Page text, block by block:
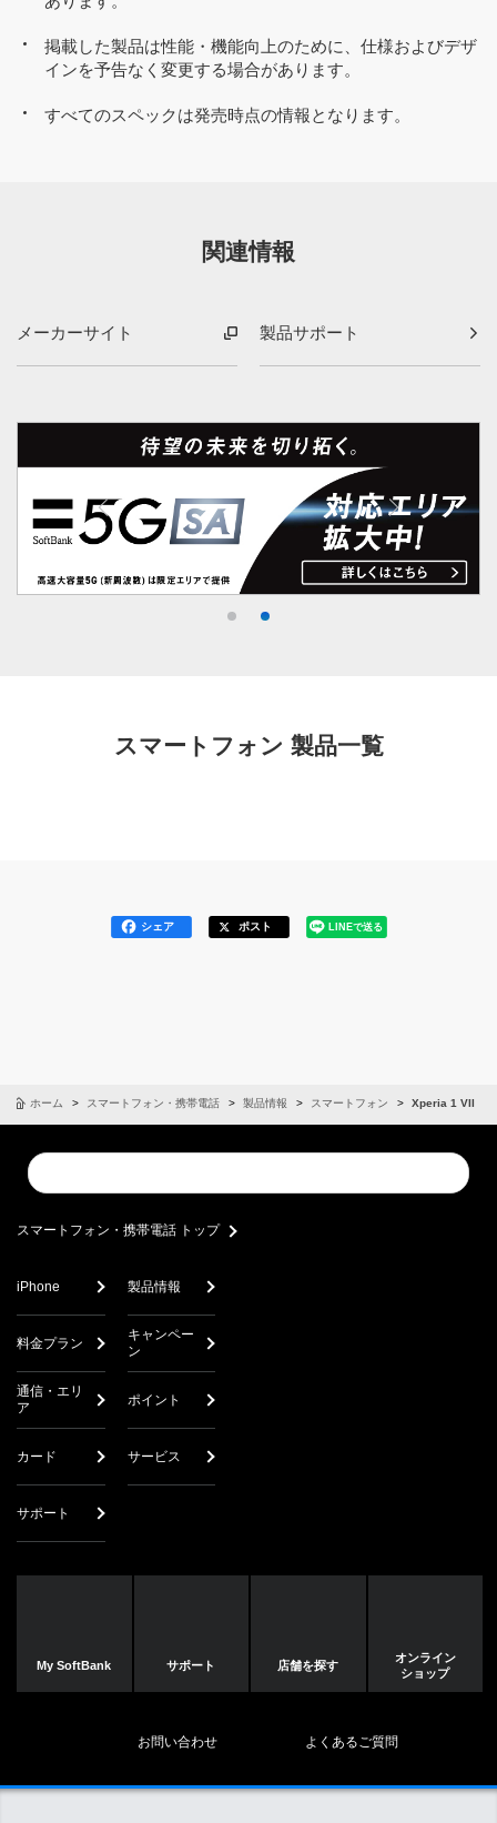
掲載した製品は性能・機能向上のために、仕様およびデザ
インを予告なく変更する場合があります。
すべてのスペックは発売時点の情報となります。
関連情報
メーカーサイト 製品サポート
スマートフォン 製品一覧
シェア ポスト LINEで送る
ホーム スマートフォン・携帯電話 製品情報 スマートフォン Xperia 1 VII
Conduct
a
Submit
スマートフォン・携帯電話 トップ
iPhone 製品情報
料金プラン
キャンペー
ン
通信・エリ
ア
ポイント
カード サービス
サポート
My SoftBank サポート 店舗を探す
オンライン
ショップ
お問い合わせ よくあるご質問